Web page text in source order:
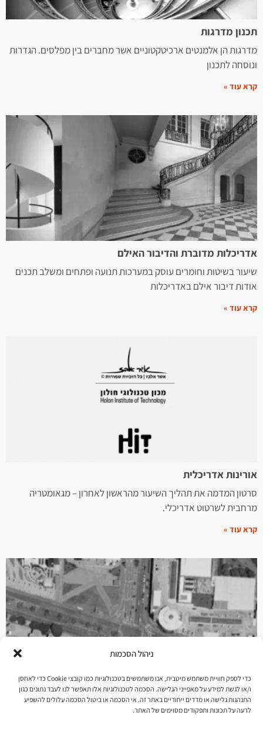
ניהול הסכמות
כדי לספק חוויית משתמש מיטבית, אנו משתמשים בטכנולוגיות כמו קובצי Cookie כדי לאחסן
ו/או לגשת למידע על מאפייני הגלישה. הסכמה לטכנולוגיות אלו תאפשר לנו לעבד נתונים כגון
התנהגות גלישה או מדדים ייחודיים באתר זה. אי הסכמה או ביטול הסכמה עלולים להשפיע
לרעה על תכונות ותפקודים מסוימים של האתר.
תכנון מדרגות
מדרגות הן אלמנטים ארכיטקטוניים אשר מחברים בין מפלסים. הגדרות
ונוסחה לתכנון
קרא עוד »
אדריכלות מדוברת והדיבור האילם
שיעור בשיטות וחומרים עוסק במערכות תנועה ופתחים ומשלב תכנים
אודות דיבור אילם באדריכלות
קרא עוד »
אורינות אדריכלית
סרטון המדמה את תהליך השיעור מהראשון לאחרון – מגאומטריה
מרחבית לשרטוט אדריכלי.
קרא עוד »
עיצוב עירוני – HiT
הרציונל העירוני הראשוני הוא ״טובת הכלל״, אך במרחב הפעולה